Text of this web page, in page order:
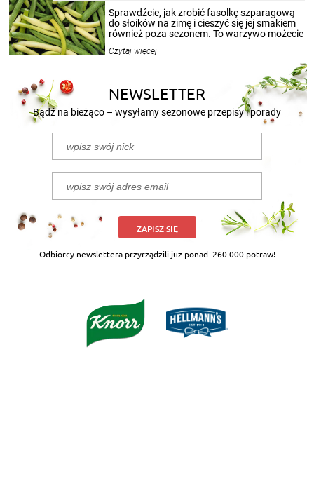
patenty, które pozwolą zachować świeżość
przetworów.
Sprawdźcie, jak zrobić fasolkę szparagową
do słoików na zimę i cieszyć się jej smakiem
również poza sezonem. To warzywo możecie
nasze propozycje!
Czytaj więcej
NEWSLETTER
Bądź na bieżąco – wysyłamy sezonowe przepisy i porady
ZAPISZ SIĘ
Odbiorcy newslettera przyrządzili już ponad 260 000 potraw!